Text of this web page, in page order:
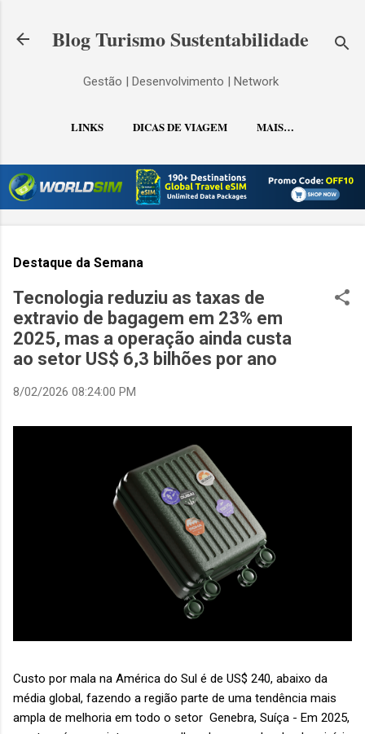
Blog Turismo Sustentabilidade
Gestão | Desenvolvimento | Network
LINKS DICAS DE VIAGEM MAIS…
CONTATO
Destaque da Semana
Tecnologia reduziu as taxas de
extravio de bagagem em 23% em
2025, mas a operação ainda custa
ao setor US$ 6,3 bilhões por ano
8/02/2026 08:24:00 PM
Custo por mala na América do Sul é de US$ 240, abaixo da
média global, fazendo a região parte de uma tendência mais
ampla de melhoria em todo o setor Genebra, Suíça - Em 2025,